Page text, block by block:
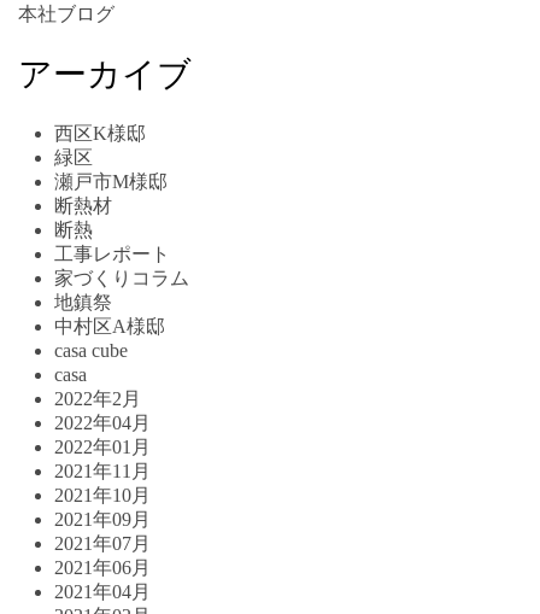
本社ブログ
アーカイブ
西区K様邸
緑区
瀬戸市M様邸
断熱材
断熱
工事レポート
家づくりコラム
地鎮祭
中村区A様邸
casa cube
casa
2022年2月
2022年04月
2022年01月
2021年11月
2021年10月
2021年09月
2021年07月
2021年06月
2021年04月